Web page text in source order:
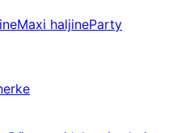
Maxi haljineParty